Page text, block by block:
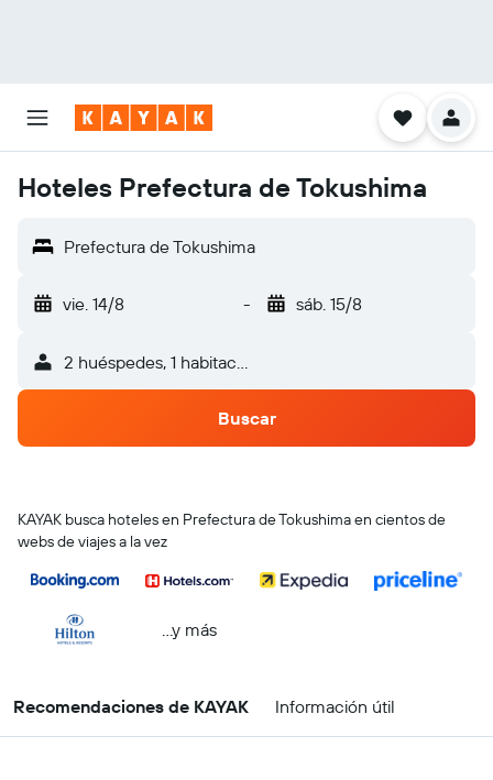
Hoteles Prefectura de Tokushima
Prefectura de Tokushima
vie. 14/8 - sáb. 15/8
2 huéspedes, 1 habitación
Buscar
KAYAK busca hoteles en Prefectura de Tokushima en cientos de
webs de viajes a la vez
...y más
Recomendaciones de KAYAK Información útil